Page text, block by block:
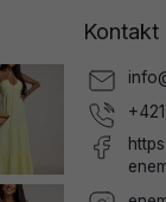
Kontakt
info